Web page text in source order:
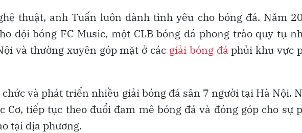
thuật, anh Tuấn luôn dành tình yêu cho bóng đá. Năm
đội bóng FC Music, một CLB bóng đá phong trào quy tụ
và thường xuyên góp mặt ở các giải bóng đá phủi khu vực
chức và phát triển nhiều giải bóng đá sân 7 người tại Hà Nội.
Cơ, tiếp tục theo đuổi đam mê bóng đá và đóng góp cho sự
tại địa phương.